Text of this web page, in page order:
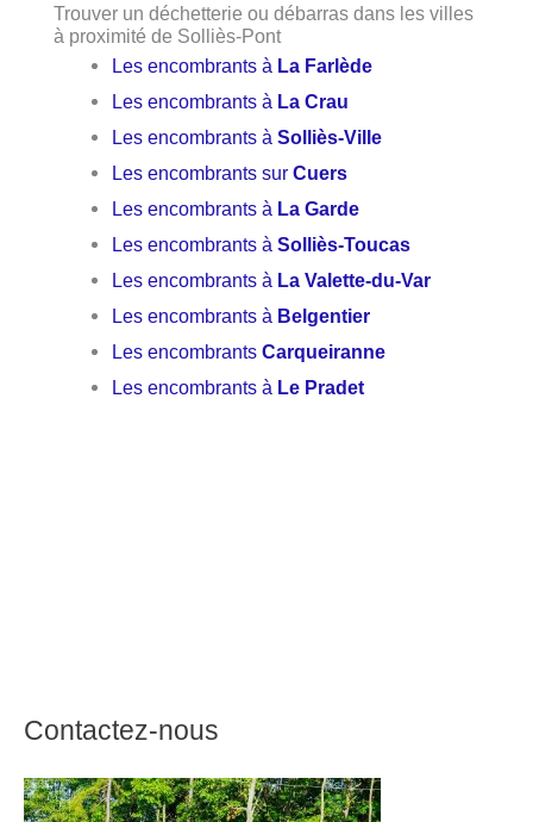
Trouver un déchetterie ou débarras dans les villes
à proximité de Solliès-Pont
Les encombrants à La Farlède
Les encombrants à La Crau
Les encombrants àSolliès-Ville
Les encombrants surCuers
Les encombrants à La Garde
Les encombrants àSolliès-Toucas
Les encombrants à La Valette-du-Var
Les encombrants à Belgentier
Les encombrantsCarqueiranne
Les encombrants à Le Pradet
Contactez-nous